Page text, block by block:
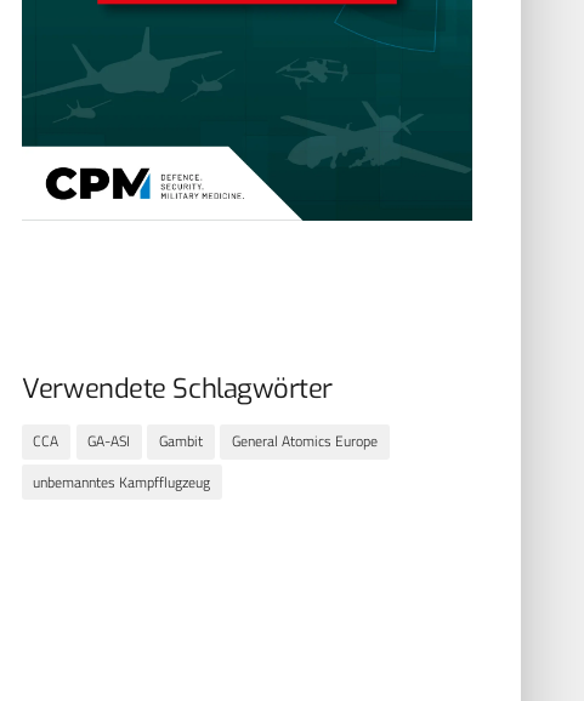
Verwendete Schlagwörter
CCA GA-ASI Gambit
General Atomics Europe
unbemanntes Kampfflugzeug